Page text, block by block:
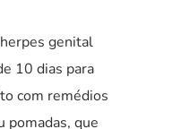
genital
10 dias para
com remédios
pomadas, que